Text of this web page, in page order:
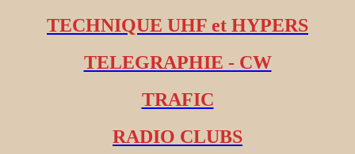
TECHNIQUE UHF et HYPERS
TELEGRAPHIE - CW
TRAFIC
RADIO CLUBS